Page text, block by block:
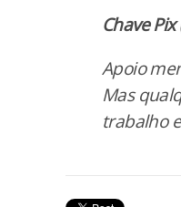
Chave
Apoio
Mas
trabalho